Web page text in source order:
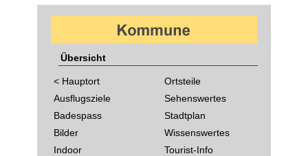
Übersicht
< Hauptort
Ausflugsziele
Badespass
Bilder
Indoor
Ortsteile
Sehenswertes
Stadtplan
Wissenswertes
Tourist-Info